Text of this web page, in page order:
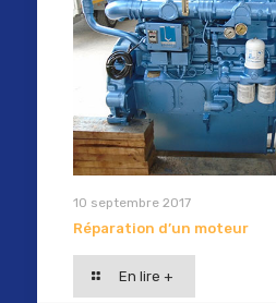
10 septembre 2017
Réparation d’un moteur
En lire +